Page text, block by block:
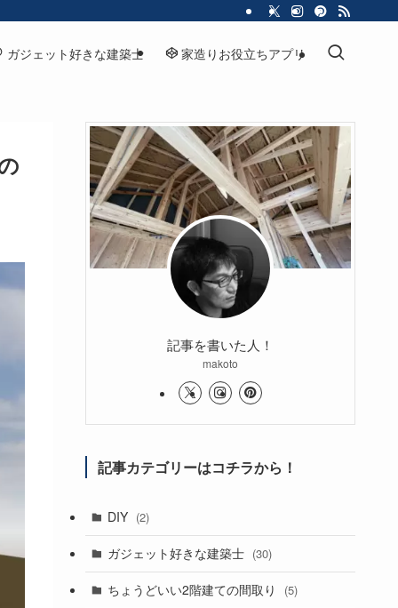
ガジェット好きな建築士 家造りお役立ちアプリ
記事を書いた人！
makoto
記事カテゴリーはコチラから！
DIY (2)
ガジェット好きな建築士 (30)
ちょうどいい2階建ての間取り (5)